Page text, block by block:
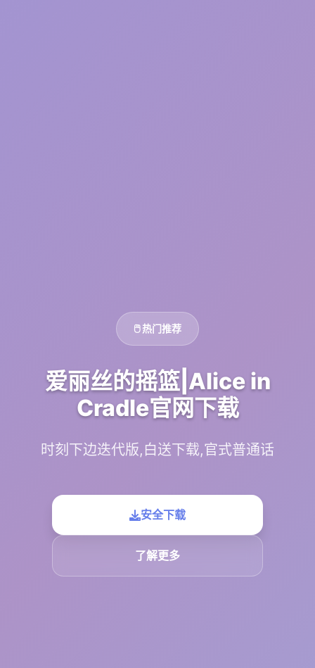
🖱️ 热门推荐
爱丽丝的摇篮|Alice in
Cradle官网下载
时刻下边迭代版,白送下载,官式普通话
安全下载
了解更多